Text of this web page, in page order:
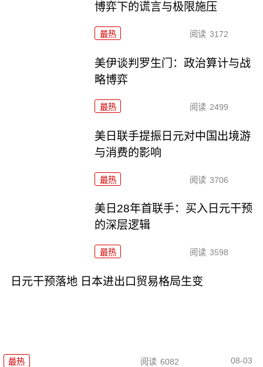
博弈下的谎言与极限施压
最热 阅读 3172
美伊谈判罗生门：政治算计与战
略博弈
最热 阅读 2499
美日联手提振日元对中国出境游
与消费的影响
最热 阅读 3706
美日28年首联手：买入日元干预
的深层逻辑
最热 阅读 3598
日元干预落地 日本进出口贸易格局生变
最热 阅读 6082 08-03